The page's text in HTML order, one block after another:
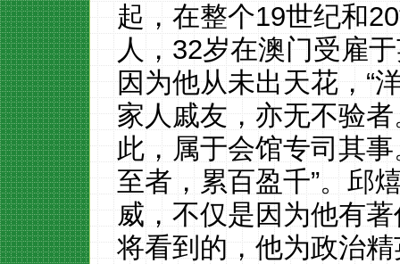
起，在整个19世纪和
人，32岁在澳门受雇
因为他从未出天花，“
家人戚友，亦无不验
此，属于会馆专司其
至者，累百盈千”。邱
威，不仅是因为他有
将看到的，他为政治